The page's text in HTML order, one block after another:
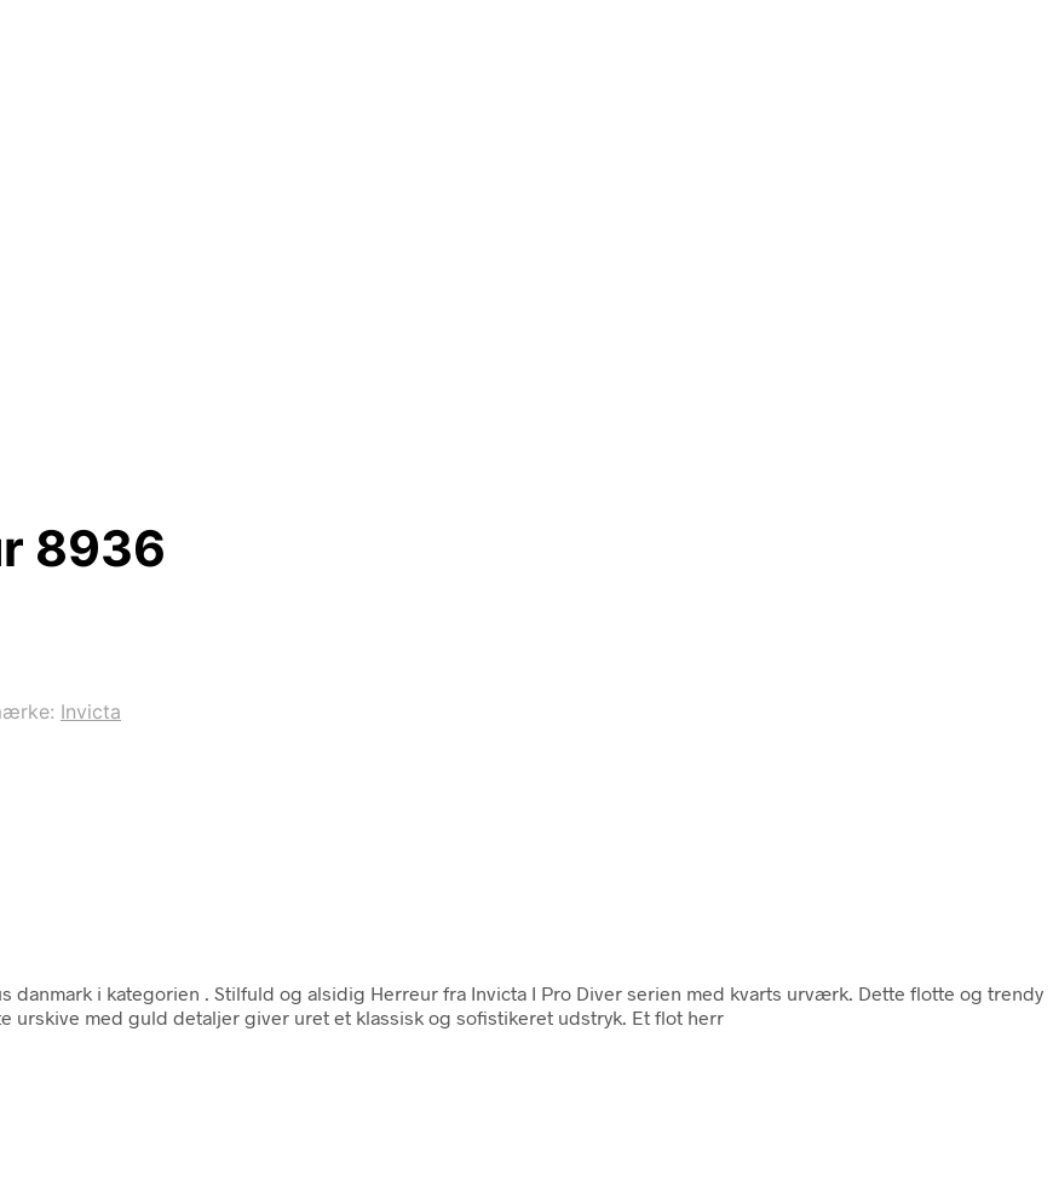
8936
Invicta
danmark i kategorien
. Stilfuld og alsidig Herreur fra Invicta I Pro Diver serien med kvarts urværk. Dette flotte og trendy
urskive med guld detaljer giver uret et klassisk og sofistikeret udstryk. Et flot herr